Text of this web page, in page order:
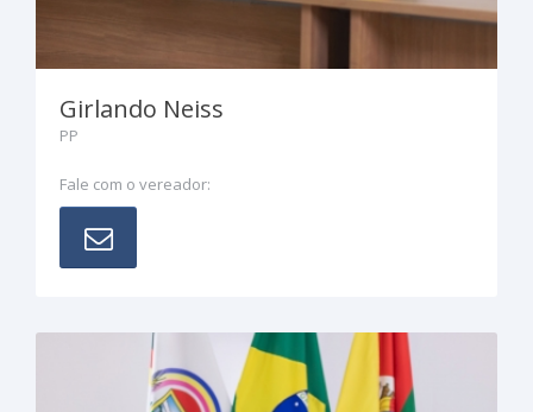
Girlando Neiss
PP
Fale com o vereador: